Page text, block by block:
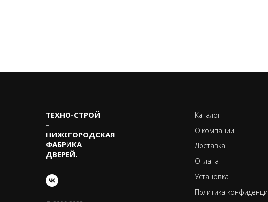
ТЕХНО-CТРОЙ
–
НИЖЕГОРОДСКАЯ
ФАБРИКА
ДВЕРЕЙ.
Каталог
О компании
Доставка
Оплата
Установка
Политика